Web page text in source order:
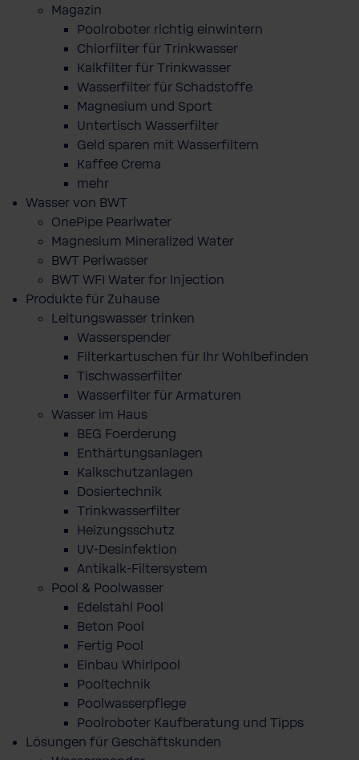
Magazin
Poolroboter richtig einwintern
Chlorfilter für Trinkwasser
Kalkfilter für Trinkwasser
Wasserfilter für Schadstoffe
Magnesium und Sport
Untertisch Wasserfilter
Geld sparen mit Wasserfiltern
Kaffee Crema
mehr
Wasser von BWT
OnePipe Pearlwater
Magnesium Mineralized Water
BWT Perlwasser
BWT WFI Water for Injection
Produkte für Zuhause
Leitungswasser trinken
Wasserspender
Filterkartuschen für Ihr Wohlbefinden
Tischwasserfilter
Wasserfilter für Armaturen
Wasser im Haus
BEG Foerderung
Enthärtungsanlagen
Kalkschutzanlagen
Dosiertechnik
Trinkwasserfilter
Heizungsschutz
UV-Desinfektion
Antikalk-Filtersystem
Pool & Poolwasser
Edelstahl Pool
Beton Pool
Fertig Pool
Einbau Whirlpool
Pooltechnik
Poolwasserpflege
Poolroboter Kaufberatung und Tipps
Lösungen für Geschäftskunden